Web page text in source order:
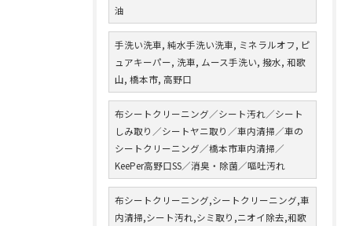
油
手洗い洗車, 純水手洗い洗車, ミネラルオフ, ピ
ュアキーパー, 洗車, ムース手洗い, 撥水, 和歌
山, 橋本市, 高野口
布シートクリーニング／シート汚れ／シート
しみ取り／シートヤニ取り／車内清掃／車の
シートクリーニング／橋本市車内清掃／
KeePer高野口SS／消臭・除菌／嘔吐汚れ
布シートクリーニング,シートクリーニング,車
内清掃,シート汚れ,シミ取り,ニオイ除去,和歌